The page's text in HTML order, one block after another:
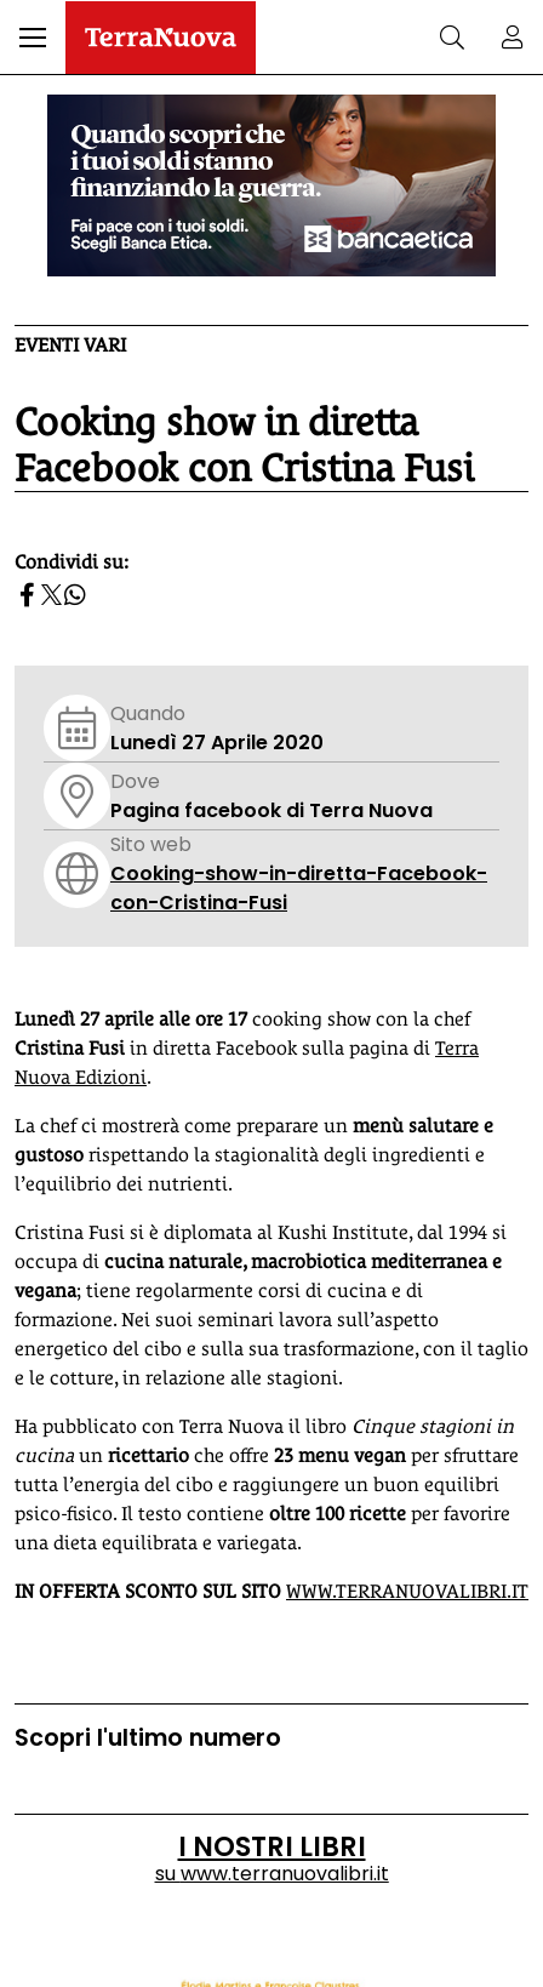
EVENTI VARI
Cooking show in diretta
Facebook con Cristina Fusi
homepage h2
Condividi su:
Quando
Lunedì 27 Aprile 2020
Dove
Pagina facebook di Terra Nuova
Sito web
Cooking-show-in-diretta-Facebook-
con-Cristina-Fusi
Lunedì 27 aprile alle ore 17cooking show con la chef
Cristina Fusi in diretta Facebook sulla pagina di Terra
Nuova Edizioni.
La chef ci mostrerà come preparare un menù salutare e
gustoso rispettando la stagionalità degli ingredienti e
l’equilibrio dei nutrienti.
Cristina Fusi si è diplomata al Kushi Institute, dal 1994 si
occupa di cucina naturale, macrobiotica mediterranea e
vegana; tiene regolarmente corsi di cucina e di
formazione. Nei suoi seminari lavora sull’aspetto
energetico del cibo e sulla sua trasformazione, con il taglio
e le cotture, in relazione alle stagioni.
Ha pubblicato con Terra Nuova il libro Cinque stagioni in
cucina un ricettario che offre 23 menu vegan per sfruttare
tutta l’energia del cibo e raggiungere un buon equilibri
psico-fisico. Il testo contiene oltre 100 ricette per favorire
una dieta equilibrata e variegata.
IN OFFERTA SCONTO SUL SITO WWW.TERRANUOVALIBRI.IT
Scopri l'ultimo numero
I NOSTRI LIBRI
suwww.terranuovalibri.it